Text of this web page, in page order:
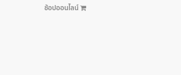
ช้อปออนไลน์